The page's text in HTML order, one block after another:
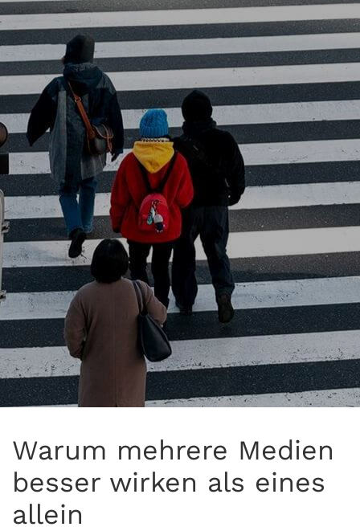
Warum mehrere Medien
besser wirken als eines
allein